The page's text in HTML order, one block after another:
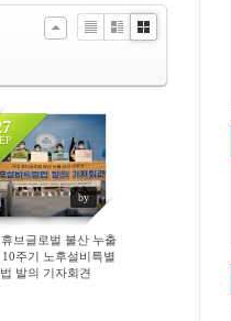
Li
Zi
e
G
le
by
브글로벌 불산 누출
주기 노후설비특별
법 발의 기자회견